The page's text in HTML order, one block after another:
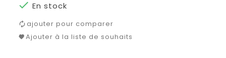
 En stock
ajouter pour comparer
Ajouter à la liste de souhaits